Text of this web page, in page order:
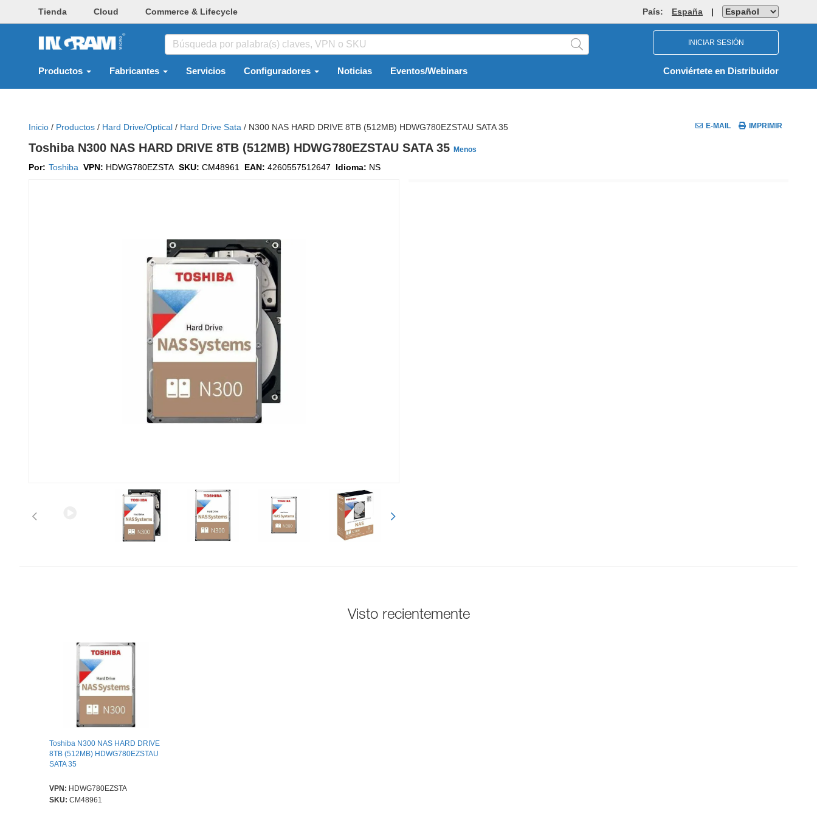
Tienda Cloud Commerce & Lifecycle País: España |
INICIAR SESIÓN
Productos Fabricantes Servicios Configuradores Noticias Eventos/Webinars Conviértete en Distribuidor
Inicio / Productos / Hard Drive/optical / Hard Drive Sata / N300 NAS HARD DRIVE 8TB (512MB) HDWG780EZSTAU SATA 35 E-MAIL IMPRIMIR
Toshiba N300 NAS HARD DRIVE 8TB (512MB) HDWG780EZSTAU SATA 35 Menos
Por: Toshiba VPN: HDWG780EZSTA SKU: CM48961 EAN: 4260557512647 Idioma: NS
Visto recientemente
Toshiba N300 NAS HARD DRIVE
8TB (512MB) HDWG780EZSTAU
SATA 35
VPN: HDWG780EZSTA
SKU: CM48961